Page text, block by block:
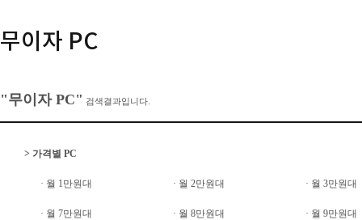
무이자 PC
"무이자 PC" 검색결과입니다.
> 가격별 PC
· 월 1만원대 · 월 2만원대 · 월 3만원대
· 월 7만원대 · 월 8만원대 · 월 9만원대